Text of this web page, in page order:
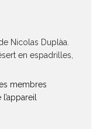
Nicolas Duplàa.
en espadrilles,
membres